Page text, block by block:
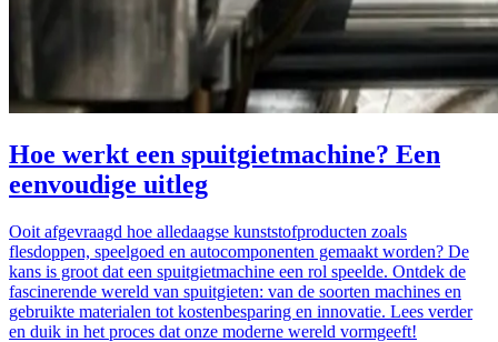
Hoe werkt een spuitgietmachine? Een
eenvoudige uitleg
Ooit afgevraagd hoe alledaagse kunststofproducten zoals
flesdoppen, speelgoed en autocomponenten gemaakt worden? De
kans is groot dat een spuitgietmachine een rol speelde. Ontdek de
fascinerende wereld van spuitgieten: van de soorten machines en
gebruikte materialen tot kostenbesparing en innovatie. Lees verder
en duik in het proces dat onze moderne wereld vormgeeft!